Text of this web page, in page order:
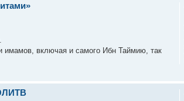
имамов, включая и самого Ибн Таймию, так